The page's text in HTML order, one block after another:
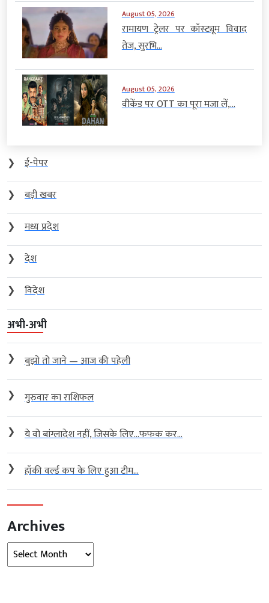
August 05, 2026
रामायण ट्रेलर पर कॉस्ट्यूम विवाद
तेज, सुरभि...
August 05, 2026
वीकेंड पर OTT का पूरा मजा लें,...
❯
ई-पेपर
❯
बड़ी खबर
❯
मध्य प्रदेश
❯
देश
❯
विदेश
अभी-अभी
❯ बुझो तो जाने — आज की पहेली
❯ गुरुवार का राशिफल
❯ ये वो बांग्लादेश नहीं, जिसके लिए…फफक कर...
❯ हॉकी वर्ल्ड कप के लिए हुआ टीम...
Archives
Archives